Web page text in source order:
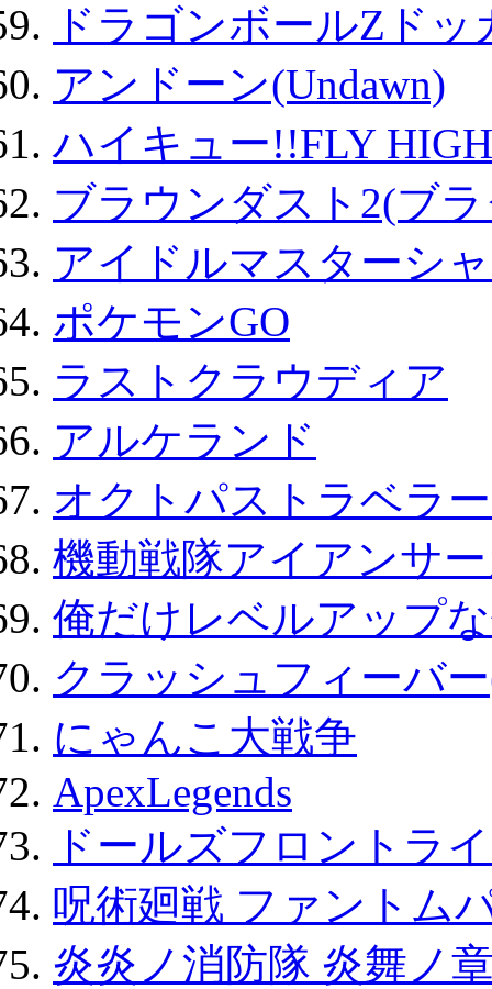
ドラゴンボールZド
アンドーン(Undawn)
ハイキュー!!FLY HIGH
ブラウンダスト2(ブ
アイドルマスターシ
ポケモンGO
ラストクラウディア
アルケランド
オクトパストラベラ
機動戦隊アイアンサ
俺だけレベルアップ
クラッシュフィーバ
にゃんこ大戦争
ApexLegends
ドールズフロントラ
呪術廻戦 ファントム
炎炎ノ消防隊 炎舞ノ